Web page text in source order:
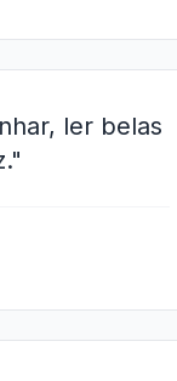
ler belas